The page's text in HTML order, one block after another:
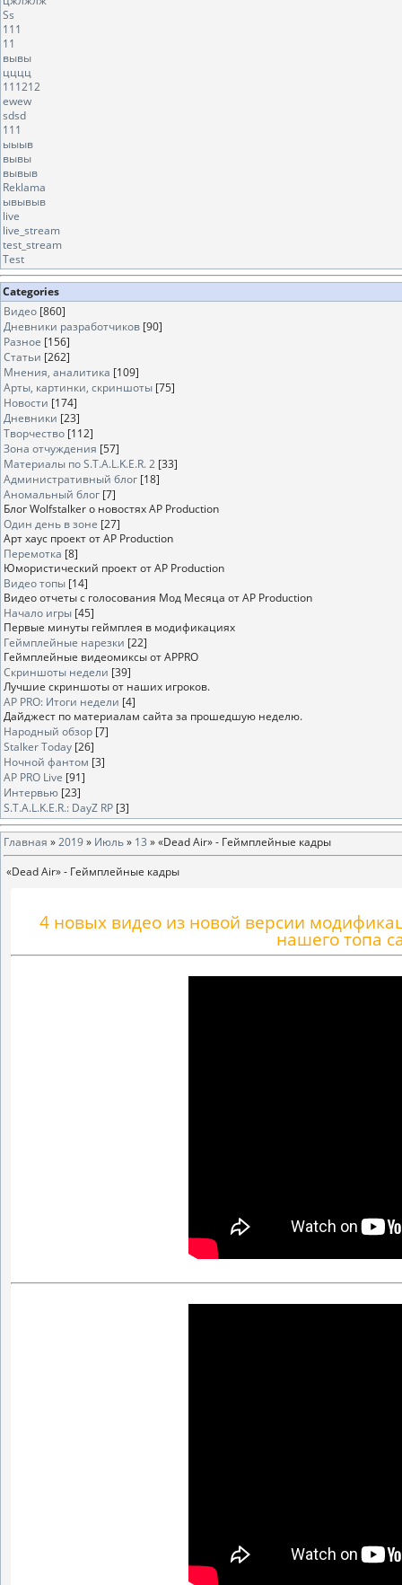
Ss
111
11
вывы
цццц
111212
ewew
sdsd
111
ыыыв
вывы
вывыв
Reklama
ывывыв
live
live_stream
test_stream
Test
Categories
Видео [860]
Дневники разработчиков [90]
Разное [156]
Статьи [262]
Мнения, аналитика [109]
Арты, картинки, скриншоты [75]
Новости [174]
Дневники [23]
Творчество [112]
Зона отчуждения [57]
Материалы по S.T.A.L.K.E.R. 2 [33]
Административный блог [18]
Аномальный блог [7]
Блог Wolfstalker о новостях AP Production
Один день в зоне [27]
Арт хаус проект от AP Production
Перемотка [8]
Юмористический проект от AP Production
Видео топы [14]
Видео отчеты с голосования Мод Месяца от AP Production
Начало игры [45]
Первые минуты геймплея в модификациях
Геймплейные нарезки [22]
Геймплейные видеомиксы от APPRO
Скриншоты недели [39]
Лучшие скриншоты от наших игроков.
AP PRO: Итоги недели [4]
Дайджест по материалам сайта за прошедшую неделю.
Народный обзор [7]
Stalker Today [26]
Ночной фантом [3]
AP PRO Live [91]
Интервью [23]
S.T.A.L.K.E.R.: DayZ RP [3]
Главная »2019» Июль» 13 » «Dead Air» - Геймплейные кадры
«Dead Air» - Геймплейные кадры
4 новых видео из новой версии
нашего топа